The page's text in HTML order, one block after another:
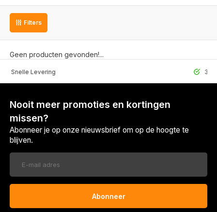
Filters
Geen producten gevonden!...
Levering 30 Dagen
Nooit meer promoties en kortingen
missen?
Abonneer je op onze nieuwsbrief om op de hoogte te
blijven.
Abonneer